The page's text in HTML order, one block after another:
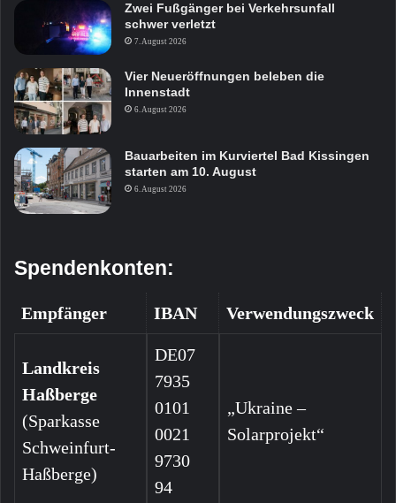
Zwei Fußgänger bei Verkehrsunfall
schwer verletzt
7. August 2026
Vier Neueröffnungen beleben die
Innenstadt
6. August 2026
Bauarbeiten im Kurviertel Bad Kissingen
starten am 10. August
6. August 2026
Spendenkonten:
Empfänger IBAN Verwendungszweck
Landkreis
Haßberge
(Sparkasse
Schweinfurt-
Haßberge)
DE07
7935
0101
0021
9730
94
„Ukraine –
Solarprojekt“